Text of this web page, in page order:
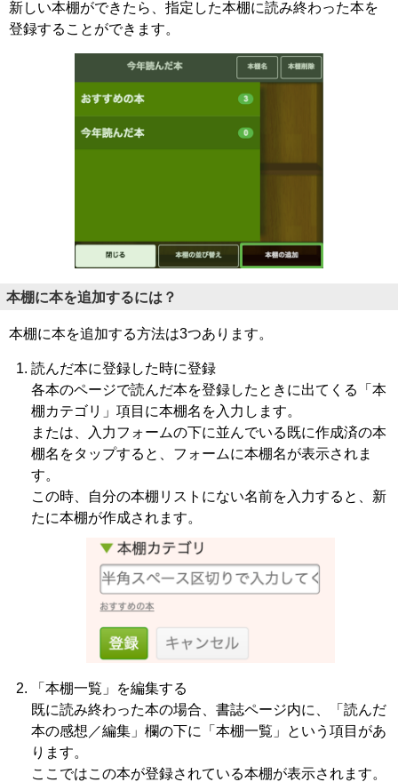
新しい本棚ができたら、指定した本棚に読み終わった本を
登録することができます。
本棚に本を追加するには？
本棚に本を追加する方法は3つあります。
読んだ本に登録した時に登録
各本のページで読んだ本を登録したときに出てくる「本
棚カテゴリ」項目に本棚名を入力します。
または、入力フォームの下に並んでいる既に作成済の本
棚名をタップすると、フォームに本棚名が表示されま
す。
この時、自分の本棚リストにない名前を入力すると、新
たに本棚が作成されます。
「本棚一覧」を編集する
既に読み終わった本の場合、書誌ページ内に、「読んだ
本の感想／編集」欄の下に「本棚一覧」という項目があ
ります。
ここではこの本が登録されている本棚が表示されます。